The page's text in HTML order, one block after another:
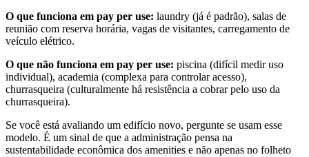
O que funciona em pay per use: laundry (já é padrão), salas de
reunião com reserva horária, vagas de visitantes, carregamento de
veículo elétrico.
O que não funciona em pay per use: piscina (difícil medir uso
individual), academia (complexa para controlar acesso),
churrasqueira (culturalmente há resistência a cobrar pelo uso da
churrasqueira).
Se você está avaliando um edifício novo, pergunte se usam esse
modelo. É um sinal de que a administração pensa na
sustentabilidade econômica dos amenities e não apenas no folheto